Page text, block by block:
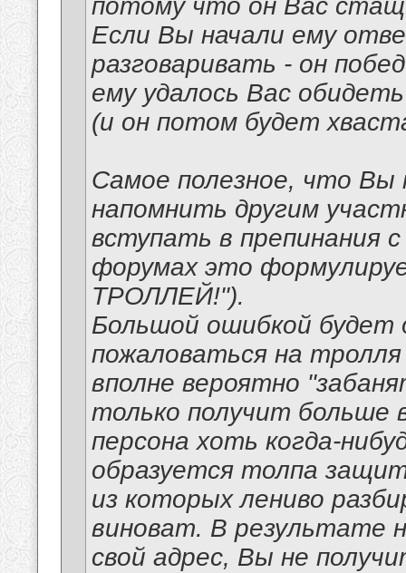
потому что он Вас
Если Вы начали ему
разговаривать - он
ему удалось Вас
(и он потом будет
Самое полезное, что
напомнить другим
вступать в препинания
форумах это
ТРОЛЛЕЙ!").
Большой ошибкой будет
пожаловаться на
вполне вероятно
только получит больше
персона хоть когда-
образуется толпа
из которых лениво
виноват. В результате
свой адрес, Вы не